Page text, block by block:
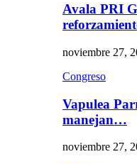
Avala PRI
noviembre 27,
Congreso
Vapulea
manejan…
noviembre 27,